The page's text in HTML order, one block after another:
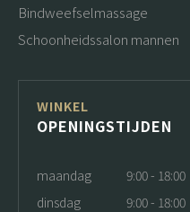
Bindweefselmassage
Schoonheidssalon mannen
WINKEL
OPENINGSTIJDEN
maandag
9:00 - 18:00
dinsdag
9:00 - 18:00